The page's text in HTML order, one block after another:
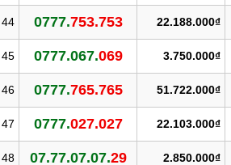
44 0777.753.753 22.188.000₫
45 0777.067.069 3.750.000₫
46 0777.765.765 51.722.000₫
47 0777.027.027 22.103.000₫
48 07.77.07.07.29 2.850.000₫